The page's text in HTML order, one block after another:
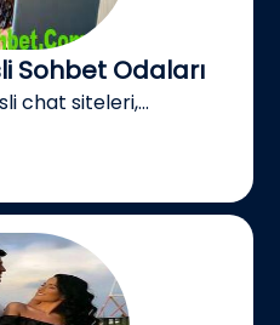
Sohbet Odaları
chat siteleri,...